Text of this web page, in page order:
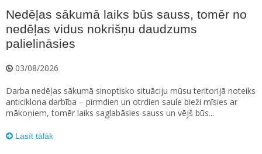
Nedēļas sākumā laiks būs sauss, tomēr no
nedēļas vidus nokrišņu daudzums
palielināsies
03/08/2026
Darba nedēļas sākumā sinoptisko situāciju mūsu teritorijā noteiks
anticiklona darbība – pirmdien un otrdien saule bieži mīsies ar
mākoņiem, tomēr laiks saglabāsies sauss un vējš būs...
Lasīt tālāk